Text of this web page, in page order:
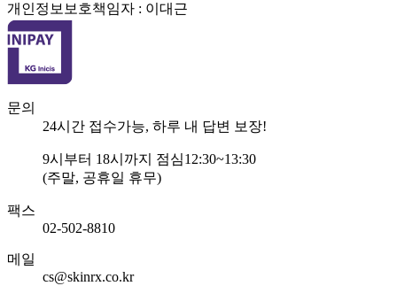
개인정보보호책임자 : 이대근
문의
24시간 접수가능, 하루 내 답변 보장!
9시부터 18시까지 점심12:30~13:30
(주말, 공휴일 휴무)
팩스
02-502-8810
메일
cs@skinrx.co.kr